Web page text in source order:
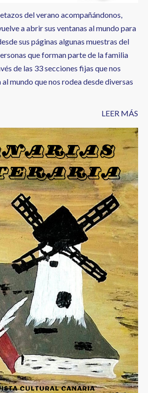
del verano acompañándonos,
a abrir sus ventanas al mundo para
sus páginas algunas muestras del
que forman parte de la familia
de las 33 secciones fijas que nos
mundo que nos rodea desde diversas
LEER MÁS